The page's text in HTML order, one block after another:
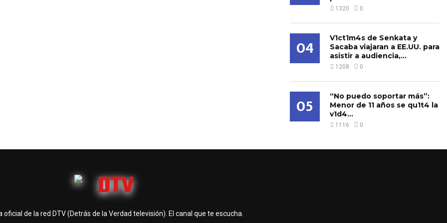
1320 0
04
V1ct1m4s de Senkata y
Sacaba viajaran a EE.UU. para
asistir a audiencia,...
1208 0
05
“No puedo soportar más”:
Menor de 11 años se qu1t4 la
v1d4...
1116 0
oficial de la red DTV (Detrás de la Verdad televisión). El canal que te escucha.